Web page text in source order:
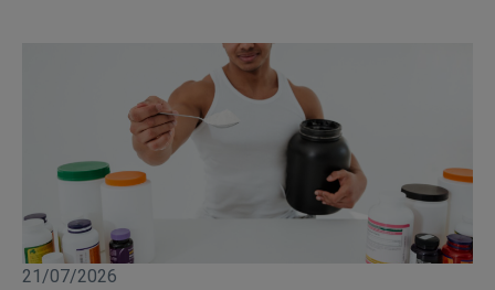
21/07/2026